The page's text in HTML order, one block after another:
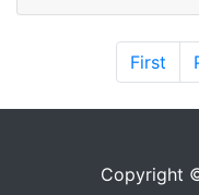
First
Copyright